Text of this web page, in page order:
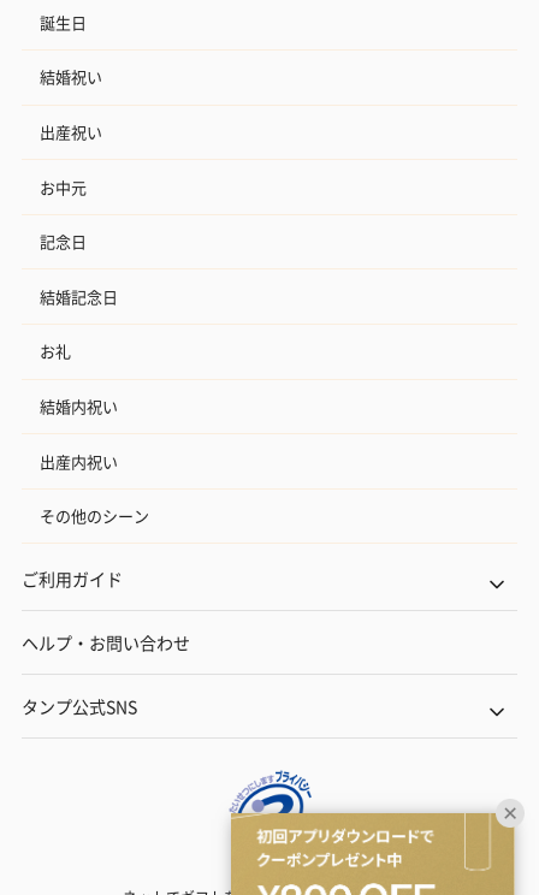
誕生日
結婚祝い
出産祝い
お中元
記念日
結婚記念日
お礼
結婚内祝い
出産内祝い
その他のシーン
ご利用ガイド
ヘルプ・お問い合わせ
タンプ公式SNS